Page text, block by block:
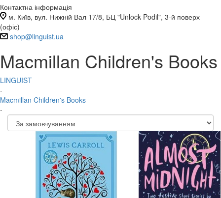
Контактна інформація
м. Київ, вул. Нижній Вал 17/8, БЦ "Unlock Podil", 3-й поверх
(офіс)
shop@linguist.ua
Macmillan Children's Books
LINGUIST
-
Macmillan Children's Books
-